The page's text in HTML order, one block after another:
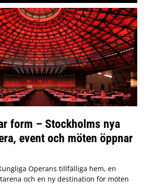
form – Stockholms nya
event och möten öppnar
Operans tillfälliga hem, en
och en ny destination för möten